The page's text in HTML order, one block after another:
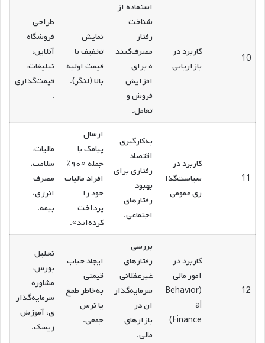
10
کاربرد در
بازاریابی
استفاده از
شناخت
رفتار
مصرف‌کنند
ه برای
افزایش
فروش و
تعامل.
نمایش
تخفیف با
قیمت اولیه
بالا (لنگر).
طراحی
فروشگاه
آنلاین،
تبلیغات،
قیمت‌گذاری
.
11
کاربرد در
سیاست‌گذا
ری عمومی
به‌کارگیری
اقتصاد
رفتاری برای
بهبود
رفتارهای
اجتماعی.
ارسال
پیامک با
جمله «۹۰٪
افراد مالیات
خود را
پرداخت
کرده‌اند».
مالیات،
سلامت،
مصرف
انرژی،
بیمه.
12
کاربرد در
امور مالی
(Behavior
al
Finance)
بررسی
رفتارهای
غیرعقلانی
سرمایه‌گذار
ان در
بازارهای
مالی.
ایجاد حباب
قیمتی
به‌خاطر طمع
یا ترس
جمعی.
تحلیل
بورس،
مشاوره
سرمایه‌گذار
ی، آموزش
ریسک.